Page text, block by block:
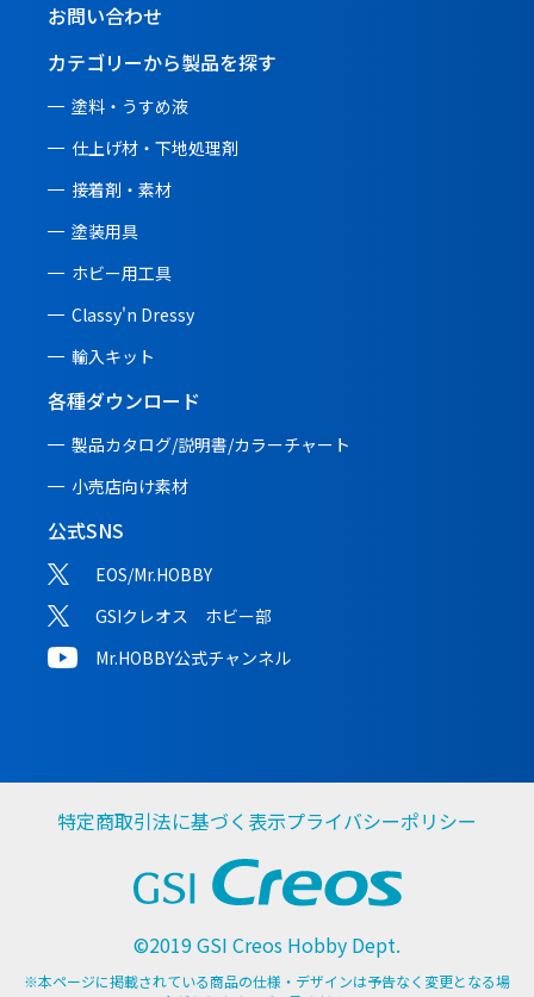
お問い合わせ
カテゴリーから製品を探す
塗料・うすめ液
仕上げ材・下地処理剤
接着剤・素材
塗装用具
ホビー用工具
Classy'n Dressy
輸入キット
各種ダウンロード
製品カタログ/説明書/カラーチャート
小売店向け素材
公式SNS
EOS/Mr.HOBBY
GSIクレオス ホビー部
Mr.HOBBY公式チャンネル
特定商取引法に基づく表示プライバシーポリシー
©2019 GSI Creos Hobby Dept.
※本ページに掲載されている商品の仕様・デザインは予告なく変更となる場